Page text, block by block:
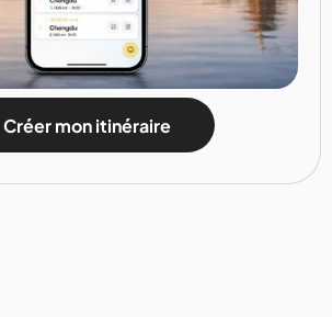
Créer mon itinéraire